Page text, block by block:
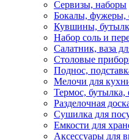
Сервизы, наборы
Бокалы, фужеры,
Кувшины,
Набор соль и
Салатник, ваза
Столовые
Поднос,
Мелочи для
Термос, бутылка,
Разделочная
Сушилка для
Емкости для
Аксессуары для